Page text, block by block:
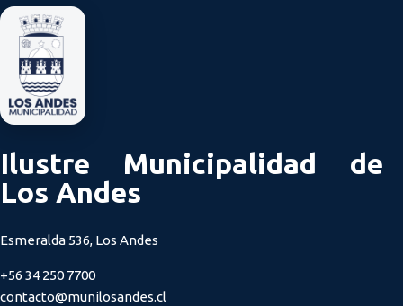
Ilustre Municipalidad de
Los Andes
Esmeralda 536, Los Andes
+56 34 250 7700
contacto@munilosandes.cl